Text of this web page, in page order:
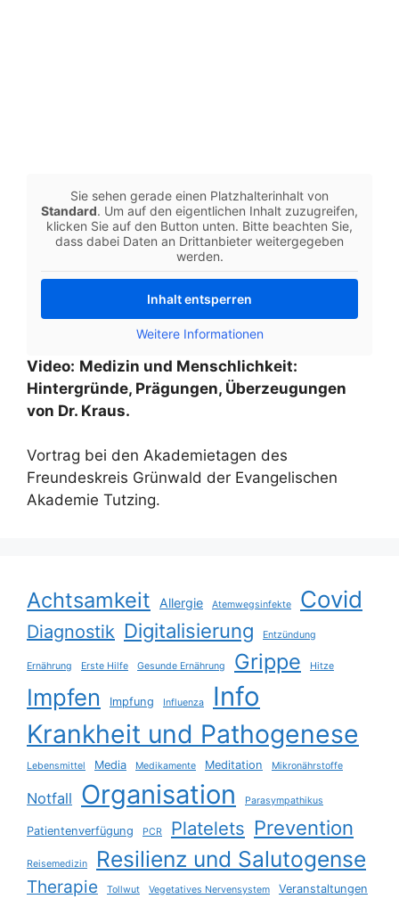
Sie sehen gerade einen Platzhalterinhalt von
Standard. Um auf den eigentlichen Inhalt zuzugreifen,
klicken Sie auf den Button unten. Bitte beachten Sie,
dass dabei Daten an Drittanbieter weitergegeben
werden.
Inhalt entsperren
Weitere Informationen
Video: Medizin und Menschlichkeit:
Hintergründe, Prägungen, Überzeugungen
von Dr. Kraus.
Vortrag bei den Akademietagen des
Freundeskreis Grünwald der Evangelischen
Akademie Tutzing.
Achtsamkeit Allergie Atemwegsinfekte Covid
Diagnostik Digitalisierung Entzündung
Ernährung Erste Hilfe Gesunde Ernährung Grippe Hitze
Impfen Impfung Influenza Info
Krankheit und Pathogenese
Lebensmittel Media Medikamente Meditation Mikronährstoffe
Notfall Organisation Parasympathikus
Patientenverfügung PCR Platelets Prevention
Reisemedizin Resilienz und Salutogense
Therapie Tollwut Vegetatives Nervensystem Veranstaltungen